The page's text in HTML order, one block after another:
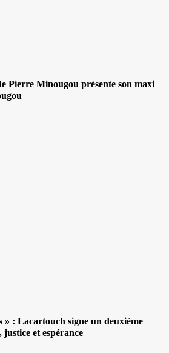
Pierre Minougou présente son maxi
» : Lacartouch signe un deuxième
et espérance